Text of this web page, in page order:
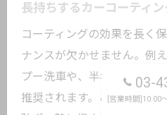
長持ちするカーコーティ
コーティングの効果を長く
ナンスが欠かせません。例
プー洗車や、半年ごとの専
推奨されます。これにより
03-
[営業時間]10:00